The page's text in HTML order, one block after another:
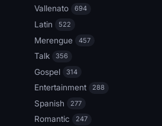
Vallenato 694
Latin 522
Merengue 457
Talk 356
Gospel 314
Entertainment 288
Spanish 277
Romantic 247